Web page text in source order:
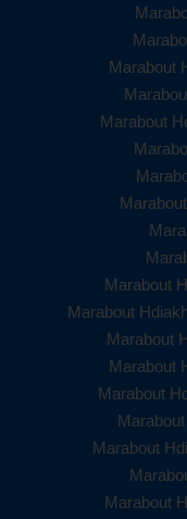
Marabout
Marabout
Marabout
Marabout
Marabout
Marabout
Marabout
Marabout
Marabout